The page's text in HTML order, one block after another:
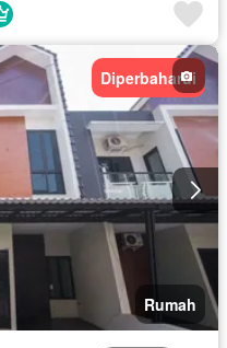
Diperbaharui
Rumah